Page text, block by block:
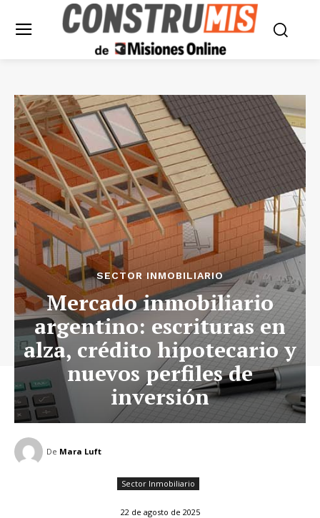
SECTOR INMOBILIARIO
Mercado inmobiliario
argentino: escrituras en
alza, crédito hipotecario y
nuevos perfiles de
inversión
De Mara Luft
Sector Inmobiliario
22 de agosto de 2025